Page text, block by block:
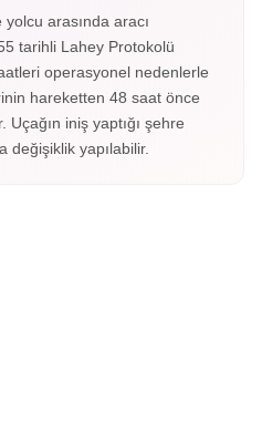
arasında aracı
tarihli Lahey Protokolü
operasyonel nedenlerle
hareketten 48 saat önce
iniş yaptığı şehre
değişiklik yapılabilir.